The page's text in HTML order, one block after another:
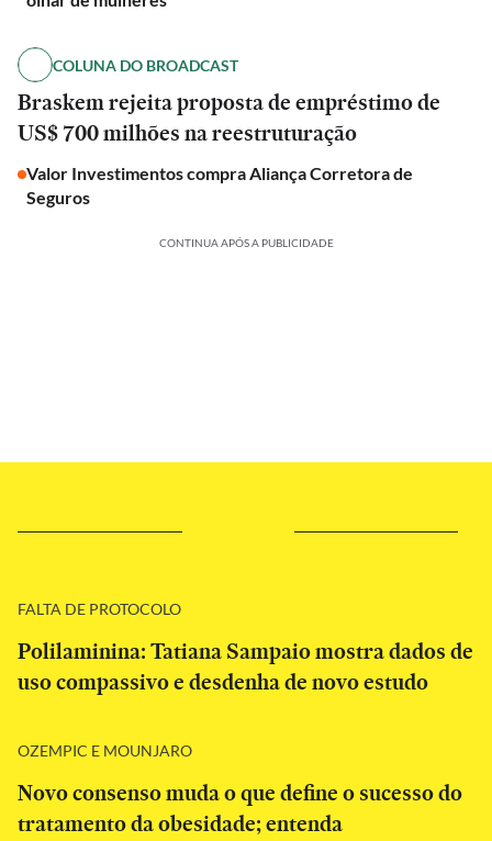
COLUNA DO BROADCAST
Braskem rejeita proposta de empréstimo de
US$ 700 milhões na reestruturação
Valor Investimentos compra Aliança Corretora de
Seguros
CONTINUA APÓS A PUBLICIDADE
FALTA DE PROTOCOLO
Polilaminina: Tatiana Sampaio mostra dados de
uso compassivo e desdenha de novo estudo
OZEMPIC E MOUNJARO
Novo consenso muda o que define o sucesso do
tratamento da obesidade; entenda